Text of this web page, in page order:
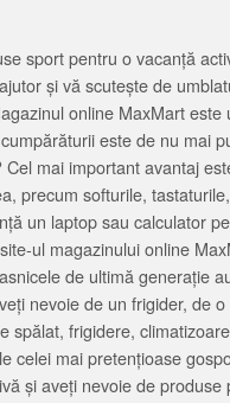
sport pentru o vacanță
și vă scutește de
online MaxMart
este de nu mai
mai important avantaj
precum softurile,
un laptop sau calculator
ul magazinului online
de ultimă generație
nevoie de un frigider, de
frigidere,
mai pretențioase
și aveți nevoie de